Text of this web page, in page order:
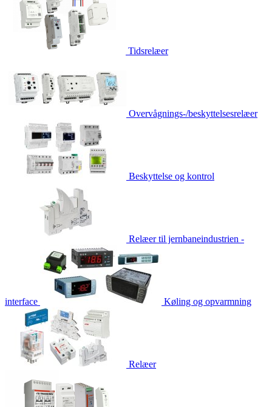
Tidsrelæer
Overvågnings-/beskyttelsesrelæer
Beskyttelse og kontrol
Relæer til jernbaneindustrien -
interface Køling og opvarmning
Relæer